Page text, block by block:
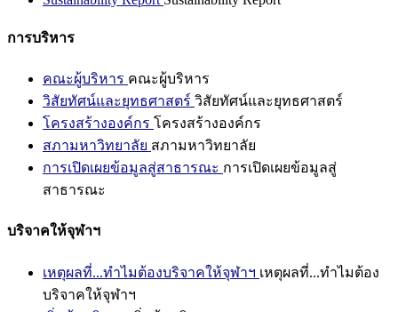
การบริหาร
คณะผู้บริหาร คณะผู้บริหาร
วิสัยทัศน์และยุทธศาสตร์ วิสัยทัศน์และยุทธศาสตร์
โครงสร้างองค์กร โครงสร้างองค์กร
สภามหาวิทยาลัย สภามหาวิทยาลัย
การเปิดเผยข้อมูลสู่สาธารณะ การเปิดเผยข้อมูลสู่
สาธารณะ
บริจาคให้จุฬาฯ
เหตุผลที่...ทำไมต้องบริจาคให้จุฬาฯ เหตุผลที่...ทำไมต้อง
บริจาคให้จุฬาฯ